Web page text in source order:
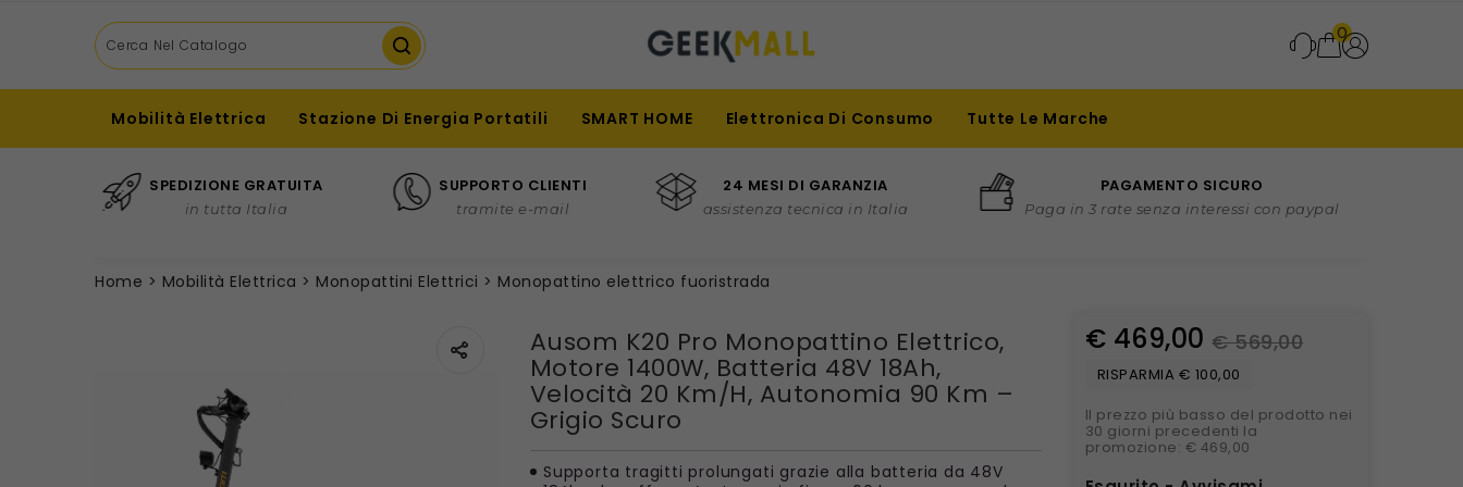
0
Mobilità Elettrica Stazione Di Energia Portatili SMART HOME Elettronica Di Consumo Tutte Le Marche
SPEDIZIONE GRATUITA
in tutta Italia
SUPPORTO CLIENTI
tramite e-mail
24 MESI DI GARANZIA
assistenza tecnica in Italia
PAGAMENTO SICURO
Paga in 3 rate senza interessi con paypal
Home Mobilità Elettrica Monopattini Elettrici Monopattino elettrico fuoristrada
Ausom K20 Pro Monopattino Elettrico,
Motore 1400W, Batteria 48V 18Ah,
Velocità 20 Km/h, Autonomia 90 Km –
Grigio Scuro
Supporta tragitti prolungati grazie alla batteria da 48V
€ 469,00 € 569,00
RISPARMIA € 100,00
Il prezzo più basso del prodotto nei
30 giorni precedenti la
promozione: € 469,00